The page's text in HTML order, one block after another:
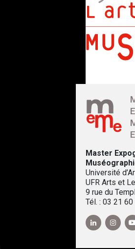
Master
Université
UFR Arts et
9 rue du
Tél. : 03 21